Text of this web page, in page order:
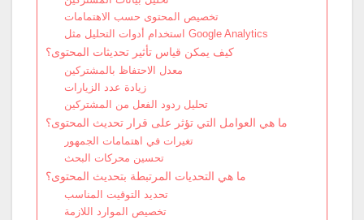
تخصيص المحتوى حسب الاهتمامات
استخدام أدوات التحليل مثل Google Analytics
كيف يمكن قياس تأثير تحديثات المحتوى؟
معدل الاحتفاظ بالمشتركين
زيادة عدد الزيارات
تحليل ردود الفعل من المشتركين
ما هي العوامل التي تؤثر على قرار تحديث المحتوى؟
تغيرات في اهتمامات الجمهور
تحسين محركات البحث
ما هي التحديات المرتبطة بتحديث المحتوى؟
تحديد التوقيت المناسب
تخصيص الموارد اللازمة